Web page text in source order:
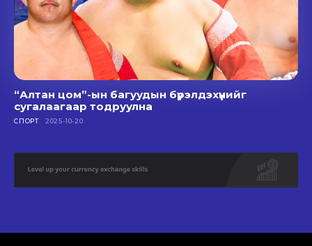
“Алтан цом”-ын багуудын бүрэлдэхүүнийг
сугалаагаар тодруулна
СПОРТ 2025-10-20